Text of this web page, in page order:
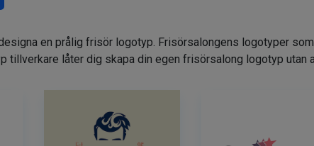
en prålig frisör logotyp. Frisörsalongens logotyper
tillverkare låter dig skapa din egen frisörsalong logotyp